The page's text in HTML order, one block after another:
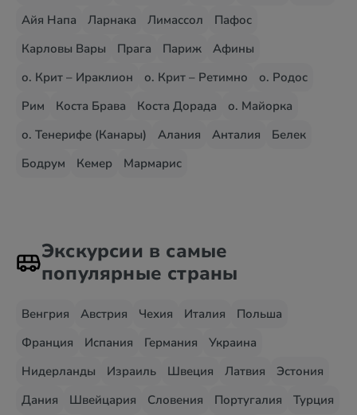
Айя Напа
Ларнака Лимассол
Пафос
Карловы Вары
Прага Париж
Афины
о. Крит – Ираклион
о. Крит – Ретимно
о. Родос
Рим
Коста Брава Коста Дорада
о. Майорка
о. Тенерифе (Канары)
Алания Анталия
Белек
Бодрум
Кемер Мармарис
Экскурсии в самые
популярные страны
Венгрия Австрия Чехия Италия
Польша
Франция
Испания Германия
Украина
Нидерланды
Израиль Швеция Латвия
Эстония
Дания
Швейцария Словения Португалия
Турция